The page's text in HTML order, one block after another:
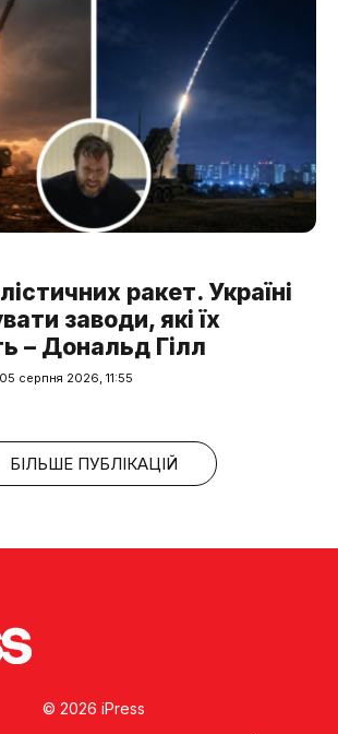
ракет. Україні
заводи, які їх
– Дональд Гілл
серпня 2026, 11:55
БІЛЬШЕ ПУБЛІКАЦІЙ
© 2026 iPress